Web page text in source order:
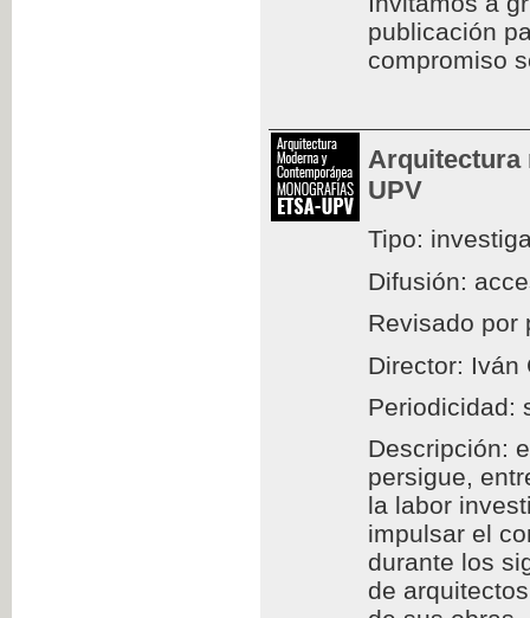
publicación
compromiso
Arquitectura
UPV
Tipo:
Difusión:
Revisado por
Director: Iván
Periodicidad:
Descripción:
persigue,
la labor
impulsar el
durante los
de